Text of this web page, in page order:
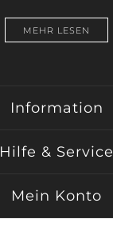
MEHR LESEN
Information
Hilfe & Service
Mein Konto